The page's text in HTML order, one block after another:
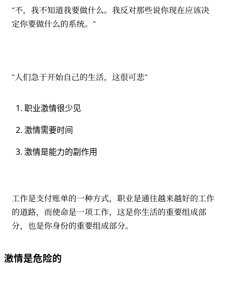
"不，我不知道我要做什么。我反对那些说你现在应该决
定你要做什么的系统。"
"人们急于开始自己的生活，这很可悲"
职业激情很少见
激情需要时间
激情是能力的副作用
工作是支付账单的一种方式，职业是通往越来越好的工作
的道路，而使命是一项工作，这是你生活的重要组成部
分，也是你身份的重要组成部分。
激情是危险的